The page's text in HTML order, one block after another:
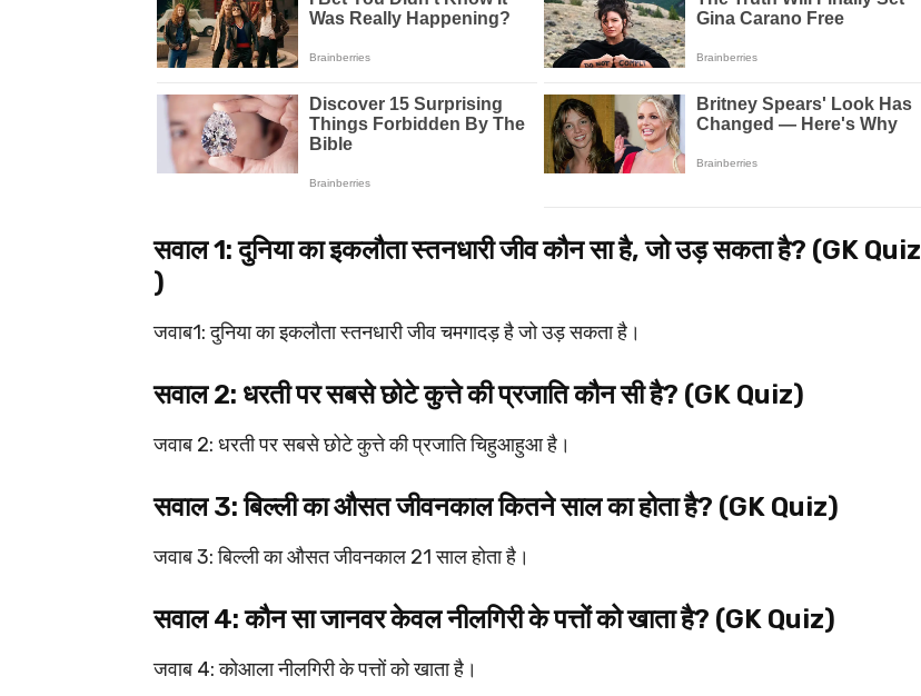
सवाल 1: दुनिया का इकलौता स्तनधारी जीव कौन सा है, जो उड़ सकता है? (GK Quiz
)
जवाब1: दुनिया का इकलौता स्तनधारी जीव चमगादड़ है जो उड़ सकता है।
सवाल 2: धरती पर सबसे छोटे कुत्ते की प्रजाति कौन सी है? (GK Quiz)
जवाब 2: धरती पर सबसे छोटे कुत्ते की प्रजाति चिहुआहुआ है।
सवाल 3: बिल्ली का औसत जीवनकाल कितने साल का होता है? (GK Quiz)
जवाब 3: बिल्ली का औसत जीवनकाल 21 साल होता है।
सवाल 4: कौन सा जानवर केवल नीलगिरी के पत्तों को खाता है? (GK Quiz)
जवाब 4: कोआला नीलगिरी के पत्तों को खाता है।